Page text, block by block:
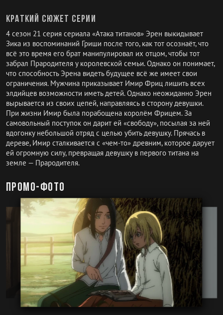
Краткий сюжет серии
4 сезон 21 серия сериала «Атака титанов» Эрен выкидывает
Зика из воспоминаний Гриши после того, как тот осознаёт, что
всё это время его брат манипулировал их отцом, чтобы тот
забрал Прародителя у королевской семьи. Однако он понимает,
что способность Эрена видеть будущее всё же имеет свои
ограничения. Мужчина приказывает Имир Фриц лишить всех
элдийцев возможности иметь детей. Однако неожиданно Эрен
вырывается из своих цепей, направляясь в сторону девушки.
При жизни Имир была порабощена королём Фрицем. За
самовольный поступок он дарит ей «свободу», посылая за ней
вдогонку небольшой отряд с целью убить девушку. Прячась в
дереве, Имир сталкивается с «чем-то» древним, которое дарует
ей огромную силу, превращая девушку в первого титана на
земле — Прародителя.
Промо-фото